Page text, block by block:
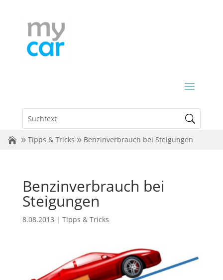
Tipps & Tricks Benzinverbrauch bei Steigungen
Benzinverbrauch bei
Steigungen
8.08.2013 | Tipps & Tricks